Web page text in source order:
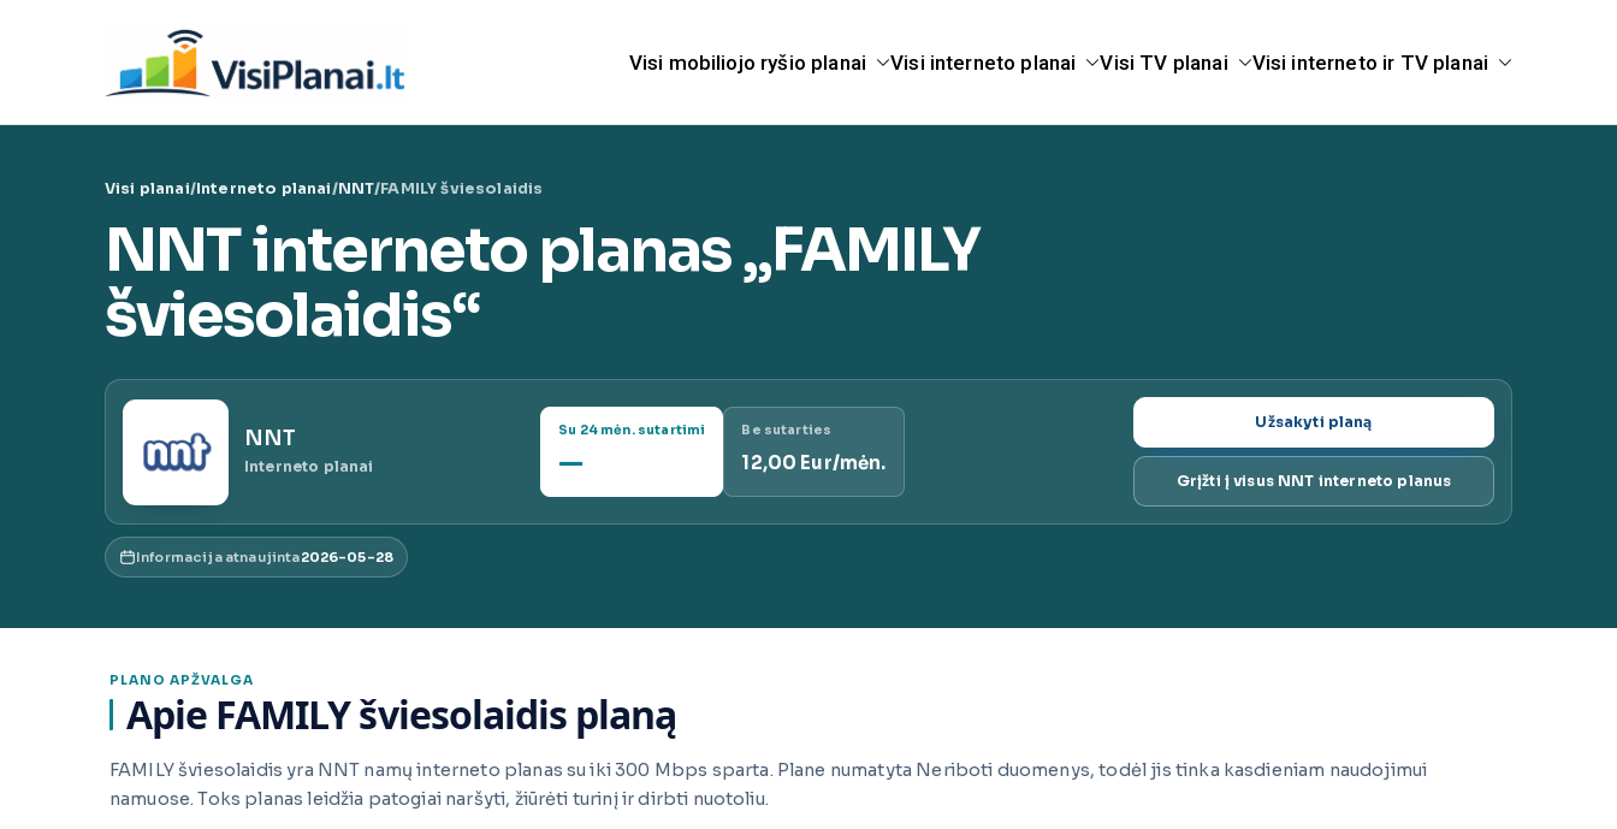
Visi telekomunikacijų paslaugų planai |
Visi mobiliojo ryšio planai Visi interneto planai Visi TV planai Visi interneto ir TV planai
Visi planai/Interneto planai/NNT/FAMILY šviesolaidis
NNT interneto planas „FAMILY
šviesolaidis“
NNT
Interneto planai
Su 24 mėn. sutartimi
—
Be sutarties
12,00 Eur/mėn.
Užsakyti planą
Grįžti į visus NNT interneto planus
Informacija atnaujinta2026-05-28
PLANO APŽVALGA
Apie FAMILY šviesolaidis planą
FAMILY šviesolaidis yra NNT namų interneto planas su iki 300 Mbps sparta. Plane numatyta Neriboti duomenys, todėl jis tinka kasdieniam naudojimui
namuose. Toks planas leidžia patogiai naršyti, žiūrėti turinį ir dirbti nuotoliu.